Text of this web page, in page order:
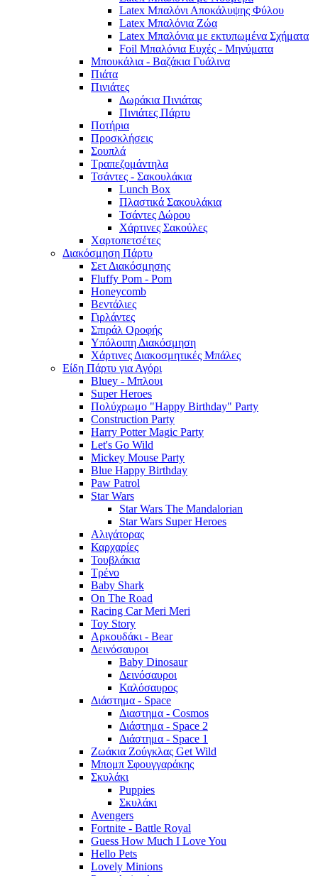
Latex Μπαλόνι Αποκάλυψης Φύλου
Latex Μπαλόνια Ζώα
Latex Μπαλόνια με εκτυπωμένα Σχήματα
Foil Μπαλόνια Ευχές - Μηνύματα
Μπουκάλια - Βαζάκια Γυάλινα
Πιάτα
Πινιάτες
Δωράκια Πινιάτας
Πινιάτες Πάρτυ
Ποτήρια
Προσκλήσεις
Σουπλά
Τραπεζομάντηλα
Τσάντες - Σακουλάκια
Lunch Box
Πλαστικά Σακουλάκια
Τσάντες Δώρου
Χάρτινες Σακούλες
Χαρτοπετσέτες
Διακόσμηση Πάρτυ
Σετ Διακόσμησης
Fluffy Pom - Pom
Honeycomb
Βεντάλιες
Γιρλάντες
Σπιράλ Οροφής
Υπόλοιπη Διακόσμηση
Χάρτινες Διακοσμητικές Μπάλες
Είδη Πάρτυ για Αγόρι
Bluey - Μπλουι
Super Heroes
Πολύχρωμο "Happy Birthday" Party
Construction Party
Harry Potter Magic Party
Let's Go Wild
Mickey Mouse Party
Blue Happy Birthday
Paw Patrol
Star Wars
Star Wars The Mandalorian
Star Wars Super Heroes
Αλιγάτορας
Καρχαρίες
Τουβλάκια
Τρένο
Baby Shark
On The Road
Racing Car Meri Meri
Toy Story
Αρκουδάκι - Bear
Δεινόσαυροι
Baby Dinosaur
Δεινόσαυροι
Καλόσαυρος
Διάστημα - Space
Διαστημα - Cosmos
Διάστημα - Space 2
Διάστημα - Space 1
Ζωάκια Ζούγκλας Get Wild
Μπομπ Σφουγγαράκης
Σκυλάκι
Puppies
Σκυλάκι
Avengers
Fortnite - Battle Royal
Guess How Much I Love You
Hello Pets
Lovely Minions